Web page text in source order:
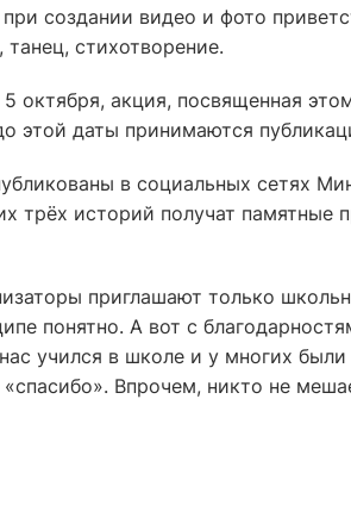
создании видео и фото
стихотворение.
октября, акция, посвященная
этой даты принимаются
в социальных сетях
трёх историй получат памятные
приглашают только
понятно. А вот с
учился в школе и у многих были
Впрочем, никто не